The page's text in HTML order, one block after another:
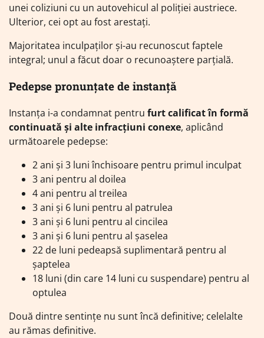
unei coliziuni cu un autovehicul al poliției austriece.
Ulterior, cei opt au fost arestați.
Majoritatea inculpaților și-au recunoscut faptele
integral; unul a făcut doar o recunoaștere parțială.
Pedepse pronunțate de instanță
Instanța i-a condamnat pentru furt calificat în formă
continuată și alte infracțiuni conexe, aplicând
următoarele pedepse:
2 ani și 3 luni închisoare pentru primul inculpat
3 ani pentru al doilea
4 ani pentru al treilea
3 ani și 6 luni pentru al patrulea
3 ani și 6 luni pentru al cincilea
3 ani și 6 luni pentru al șaselea
22 de luni pedeapsă suplimentară pentru al
șaptelea
18 luni (din care 14 luni cu suspendare) pentru al
optulea
Două dintre sentințe nu sunt încă definitive; celelalte
au rămas definitive.